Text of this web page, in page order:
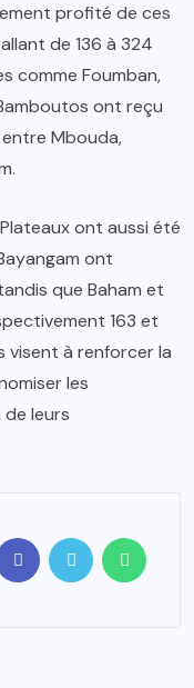
profité de ces
de 136 à 324
comme Foumban,
ont reçu
Mbouda,
ont aussi été
ont
que Baham et
163 et
visent à renforcer la
les
leurs